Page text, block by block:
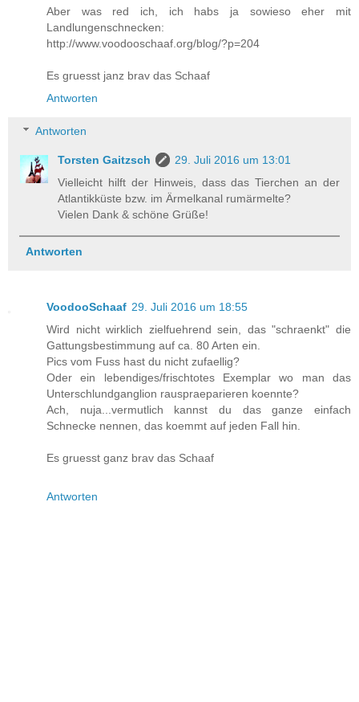
Aber was red ich, ich habs ja sowieso eher mit
Landlungenschnecken:
http://www.voodooschaaf.org/blog/?p=204
Es gruesst janz brav das Schaaf
Antworten
Antworten
Torsten Gaitzsch
29. Juli 2016 um 13:01
Vielleicht hilft der Hinweis, dass das Tierchen an der
Atlantikküste bzw. im Ärmelkanal rumärmelte?
Vielen Dank & schöne Grüße!
Antworten
VoodooSchaaf 29. Juli 2016 um 18:55
Wird nicht wirklich zielfuehrend sein, das "schraenkt" die
Gattungsbestimmung auf ca. 80 Arten ein.
Pics vom Fuss hast du nicht zufaellig?
Oder ein lebendiges/frischtotes Exemplar wo man das
Unterschlundganglion rauspraeparieren koennte?
Ach, nuja...vermutlich kannst du das ganze einfach
Schnecke nennen, das koemmt auf jeden Fall hin.
Es gruesst ganz brav das Schaaf
Antworten